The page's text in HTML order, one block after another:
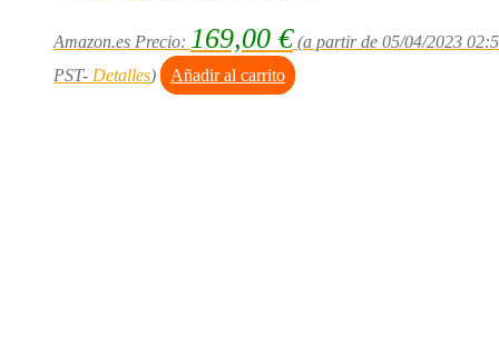
Amazon.es Precio: 169,00 € (a partir de 05/04/2023
PST- Detalles) Añadir al carrito